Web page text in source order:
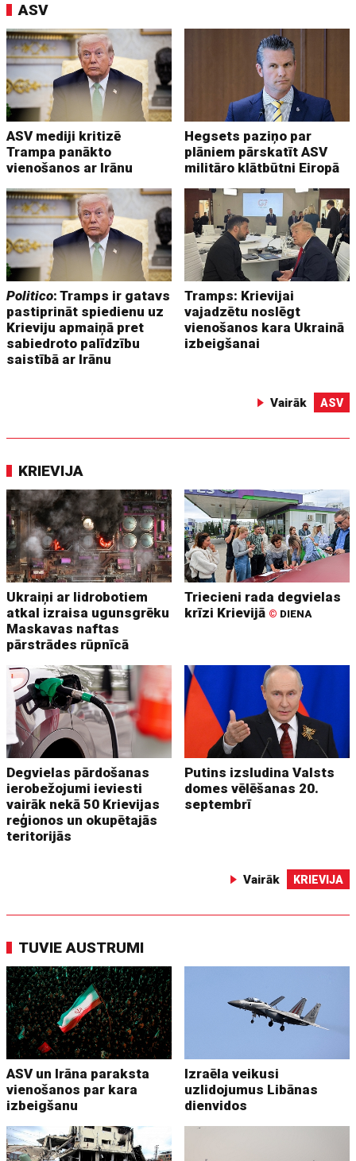
ASV
ASV mediji kritizē
Trampa panākto
vienošanos ar Irānu
Hegsets paziņo par
plāniem pārskatīt ASV
militāro klātbūtni Eiropā
Politico: Tramps ir gatavs
pastiprināt spiedienu uz
Krieviju apmaiņā pret
sabiedroto palīdzību
saistībā ar Irānu
Tramps: Krievijai
vajadzētu noslēgt
vienošanos kara Ukrainā
izbeigšanai
Vairāk ASV
KRIEVIJA
Ukraiņi ar lidrobotiem
atkal izraisa ugunsgrēku
Maskavas naftas
pārstrādes rūpnīcā
Triecieni rada degvielas
krīzi Krievijā © DIENA
Degvielas pārdošanas
ierobežojumi ieviesti
vairāk nekā 50 Krievijas
reģionos un okupētajās
teritorijās
Putins izsludina Valsts
domes vēlēšanas 20.
septembrī
Vairāk KRIEVIJA
TUVIE AUSTRUMI
ASV un Irāna paraksta
vienošanos par kara
izbeigšanu
Izraēla veikusi
uzlidojumus Libānas
dienvidos